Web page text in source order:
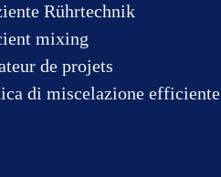
Rührtechnik
mixing
de projets
di miscelazione efficiente